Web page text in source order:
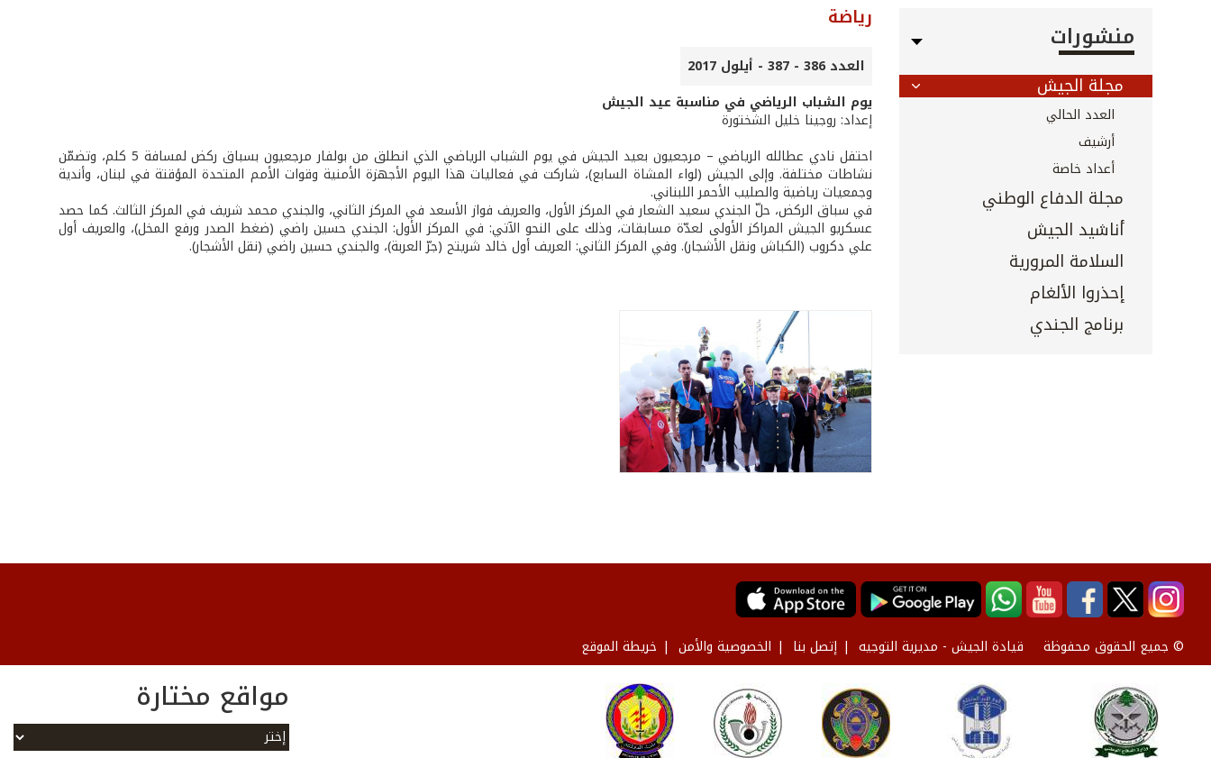
منشورات
مجلة الجيش
العدد الحالي
أرشيف
أعداد خاصة
مجلة الدفاع الوطني
أناشيد الجيش
السلامة المرورية
إحذروا الألغام
برنامج الجندي
رياضة
العدد 386 - 387 - أيلول 2017
يوم الشباب الرياضي في مناسبة عيد الجيش
إعداد: روجينا خليل الشختورة
احتفل نادي عطالله الرياضي – مرجعيون بعيد الجيش في يوم الشباب الرياضي الذي انطلق من بولفار مرجعيون بسباق ركض لمسافة 5 كلم، وتضمّن
نشاطات مختلفة. وإلى الجيش (لواء المشاة السابع)، شاركت في فعاليات هذا اليوم الأجهزة الأمنية وقوات الأمم المتحدة المؤقتة في لبنان، وأندية
وجمعيات رياضية والصليب الأحمر اللبناني.
في سباق الركض، حلّ الجندي سعيد الشعار في المركز الأول، والعريف فواز الأسعد في المركز الثاني، والجندي محمد شريف في المركز الثالث. كما حصد
عسكريو الجيش المراكز الأولى لعدّة مسابقات، وذلك على النحو الآتي: في المركز الأول: الجندي حسين راضي (ضغط الصدر ورفع المخل)، والعريف أول
علي دكروب (الكباش ونقل الأشجار). وفي المركز الثاني: العريف أول خالد شريتح (جرّ العربة)، والجندي حسين راضي (نقل الأشجار).
© جميع الحقوق محفوظة قيادة الجيش - مديرية التوجيه إتصل بنا الخصوصية والأمن خريطة الموقع
مواقع مختارة